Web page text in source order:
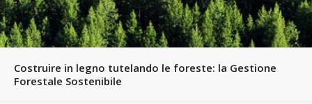
Costruire in legno tutelando le foreste: la Gestione
Forestale Sostenibile